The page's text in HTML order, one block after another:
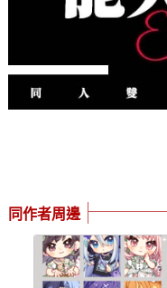
同作者周邊